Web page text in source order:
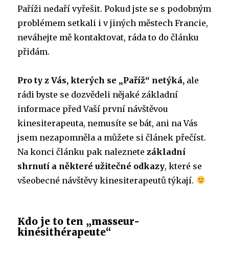
Paříži nedaří vyřešit. Pokud jste se s podobným
problémem setkali i v jiných městech Francie,
neváhejte mě kontaktovat, ráda to do článku
přidám.
Pro ty z Vás, kterých se „Paříž“ netýká, ale
rádi byste se dozvědeli nějaké základní
informace před Vaší první návštěvou
kinesiterapeuta, nemusíte se bát, ani na Vás
jsem nezapomněla a můžete si článek přečíst.
Na konci článku pak naleznetezákladní
shrnutí a některé užitečné odkazy, které se
všeobecné návštěvy kinesiterapeutů týkají.
Kdo je to ten „masseur-
kinésithérapeute“